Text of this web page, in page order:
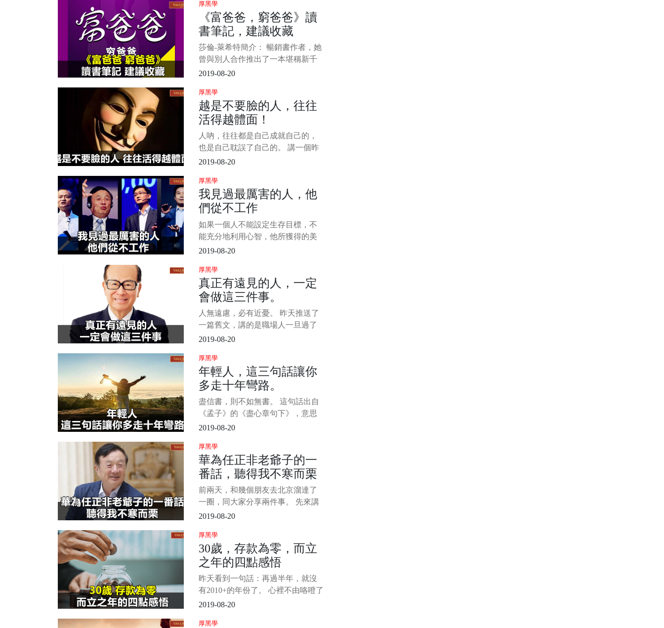
高，就是要緊緊圍繞講話的核心主
題，從歷史的、全面的角度去分
析、解決問題。 第二，理論要有深
度。深，即深邃、深刻，而非深不
可測、晦澀難懂。理
厚黑學
《富爸爸，窮爸爸》讀
書筆記，建議收藏
莎倫-萊希特簡介： 暢銷書作者，她
曾與別人合作推出了一本堪稱新千
年最具轟動效應的暢銷書，也是迄
本——《富爸爸，窮爸爸》。該系
列還包括《富爸爸投資指南》、
《富爸爸財務自由之路—神奇的現
金流象限》、《富爸爸富孩子，聰
明孩子》。
2019-08-20
厚黑學
越是不要臉的人，往往
活得越體面！
人吶，往往都是自己成就自己的，
也是自己耽誤了自己的。 講一個昨
天晚上和朋友吃飯時聽來的故事，
闆。 十年前，老李的這個老闆還是
一個創業中的窮小子，為了公司能
繼續做下去，不得不出去找錢。 見
了幾波投資人，但都沒有人願意資
助。 無奈之下，他就在一個投資人
2019-08-20
厚黑學
我見過最厲害的人，他
們從不工作
如果一個人不能設定生存目標，不
能充分地利用心智，他所獲得的美
好感受，不過是人類潛能的一小部
永遠保持精力充沛的秘密 不知你是
否有這樣的感受，每天都感覺自己
身心俱疲，不想思考，也不想動，
累點低。 下班後只想
2019-08-20
厚黑學
真正有遠見的人，一定
會做這三件事。
人無遠慮，必有近憂。 昨天推送了
一篇舊文，講的是職場人一旦過了
35歲以後，往往會遇到很多問題，
讀者的不適。 我知道這會讓人聽著
不爽，但即使你再不爽，再不認
同，現實的問題還是站在那裡，中
年危機還在那裡等著你。 其實，昨
天那篇文章更多的是在傳遞職場
2019-08-20
厚黑學
年輕人，這三句話讓你
多走十年彎路。
盡信書，則不如無書。 這句話出自
《孟子》的《盡心章句下》，意思
是說看書時要有獨立思考的能力，
以成長。 在人生的漫漫長路上，其
實也是如此。 如何過好這一生，這
是一個永不過時的話題，很多過來
人站出來給後面的人指點迷津，因
為說的確實有道理，不少人將其奉
為瑰寶
2019-08-20
厚黑學
華為任正非老爺子的一
番話，聽得我不寒而栗
前兩天，和幾個朋友去北京溜達了
一圈，同大家分享兩件事。 先來講
第一件事。 在去北京的高鐵上，完
先生的《面對面》專訪，心生無限
感慨。 任老爺子有一番話，聽得我
不寒而栗。 主持人董倩問任正非，
為什麼在華為如此生死攸關的時
刻，您還想談教育，這麼關心教育
2019-08-20
厚黑學
30歲，存款為零，而立
之年的四點感悟
昨天看到一句話：再過半年，就沒
有2010+的年份了。 心裡不由咯噔了
一下，時間走得太快了，太快了。
幾個舍友圍在筆記本電腦前看了部
2019-08-20
厚黑學